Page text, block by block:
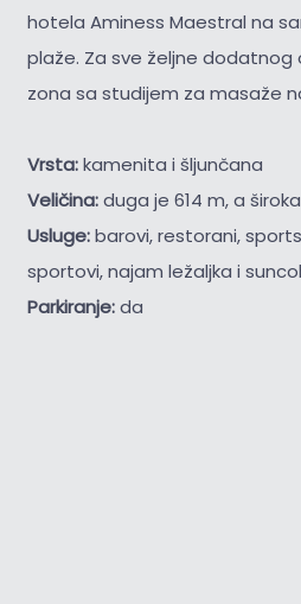
hotela Aminess Maestral na
plaže. Za sve željne dodatnog
zona sa studijem za masaže
Vrsta:kamenita i šljunčana
Veličina:duga je 614 m, a
Usluge:barovi, restorani,
sportovi, najam ležaljka i
Parkiranje:da